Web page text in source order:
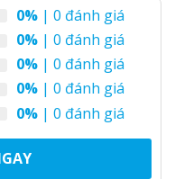
0% | 0 đánh giá
0% | 0 đánh giá
0% | 0 đánh giá
0% | 0 đánh giá
0% | 0 đánh giá